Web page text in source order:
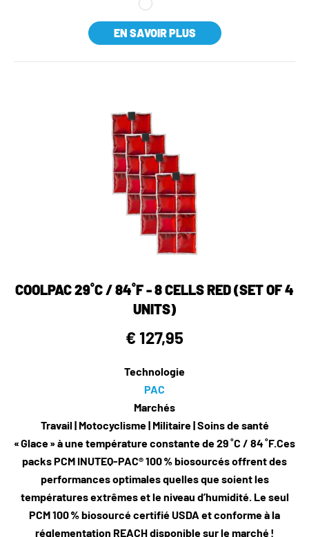
EN SAVOIR PLUS
COOLPAC 29˚C / 84˚F - 8 CELLS RED (SET OF 4
UNITS)
€ 127,95
Technologie
PAC
Marchés
Travail | Motocyclisme | Militaire | Soins de santé
« Glace » à une température constante de 29 ˚C / 84 ˚F.Ces
packs PCM INUTEQ-PAC® 100 % biosourcés offrent des
performances optimales quelles que soient les
températures extrêmes et le niveau d’humidité. Le seul
PCM 100 % biosourcé certifié USDA et conforme à la
réglementation REACH disponible sur le marché !